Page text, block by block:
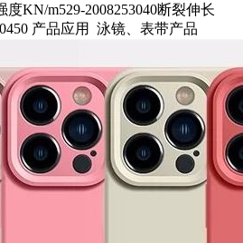
度KN/m529-2008253040断裂伸长
产品应用 泳镜、表带产品